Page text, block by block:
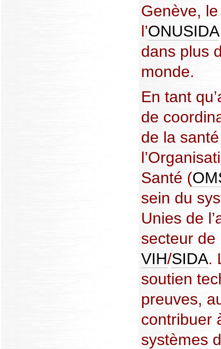
Genève,
l’ONUSIDA
dans plus
monde.
En tant
de
de la
Santé (
sein du
Unies de
secteur de
VIH/SIDA.
soutien
preuves,
contribuer
systèmes